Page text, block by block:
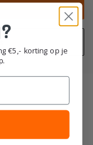
€5,- korting op je